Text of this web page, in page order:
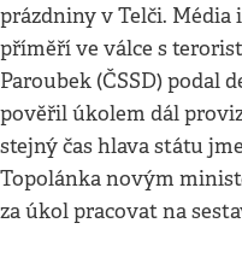
prázdniny v Telči. Média
příměří ve válce s
Paroubek (ČSSD) podal
pověřil úkolem dál
stejný čas hlava státu
Topolánka novým
za úkol pracovat na